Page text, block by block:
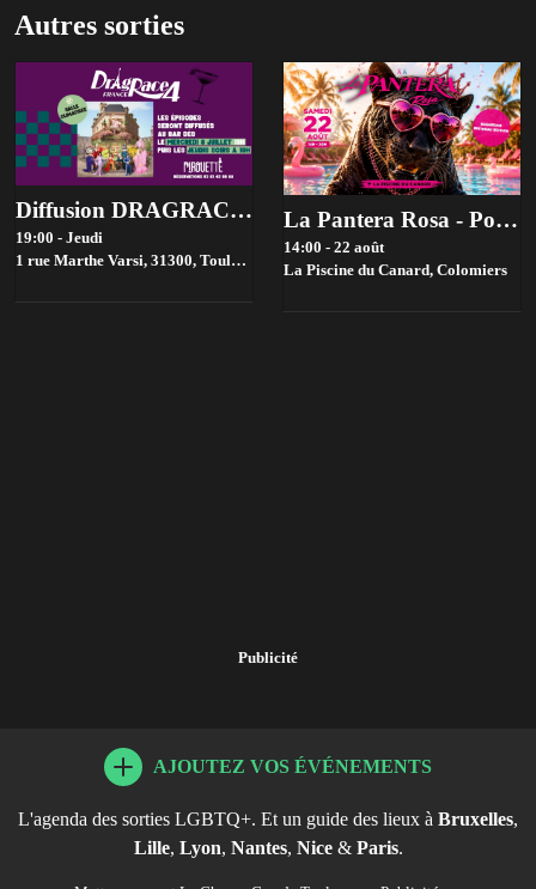
Autres sorties
Diffusion DRAGRACE FRANCE 19h à Pirouette
19:00 - Jeudi
1 rue Marthe Varsi, 31300, Toulouse
La Pantera Rosa - Pool Party #2
14:00 - 22 août
La Piscine du Canard, Colomiers
Publicité
AJOUTEZ VOS ÉVÉNEMENTS
L'agenda des sorties LGBTQ+. Et un guide des lieux à Bruxelles,
Lille, Lyon, Nantes, Nice& Paris.